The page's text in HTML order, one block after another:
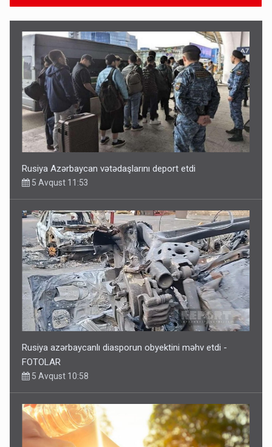
Rusiya Azərbaycan vətədaşlarını deport etdi
5 Avqust 11:53
Rusiya azərbaycanlı diasporun obyektini məhv etdi -
FOTOLAR
5 Avqust 10:58